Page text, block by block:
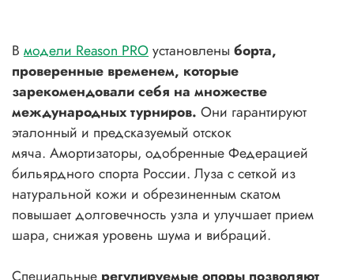
В модели Reason PROустановлены борта,
проверенные временем, которые
зарекомендовали себя на множестве
международных турниров. Они гарантируют
эталонный и предсказуемый отскок
мяча. Амортизаторы, одобренные Федерацией
бильярдного спорта России. Луза с сеткой из
натуральной кожи и обрезиненным скатом
повышает долговечность узла и улучшает прием
шара, снижая уровень шума и вибраций.
Специальные регулируемые опоры позволяют